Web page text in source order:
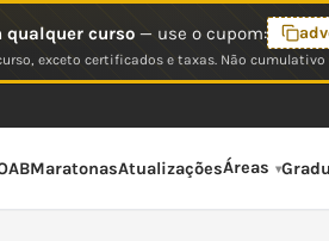
qualquer curso— use o cupom:
exceto certificados e taxas. Não
MaratonasAtualizaçõesÁreas